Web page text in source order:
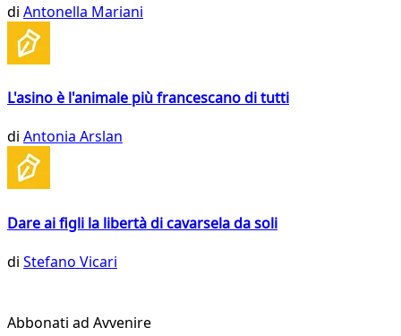
di Antonella Mariani
L'asino è l'animale più francescano di tutti
di Antonia Arslan
Dare ai figli la libertà di cavarsela da soli
di Stefano Vicari
Abbonati ad Avvenire